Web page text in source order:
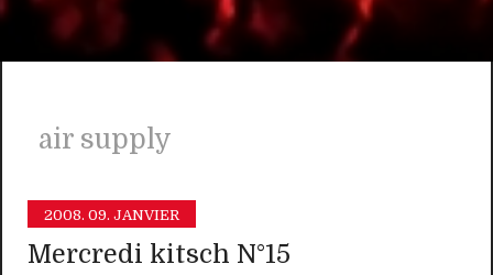
air supply
2008. 09. JANVIER
Mercredi kitsch N°15